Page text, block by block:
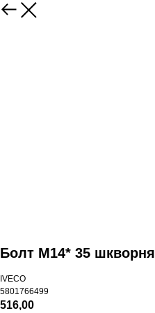
Болт М14* 35 шкворня
IVECO
5801766499
516,00